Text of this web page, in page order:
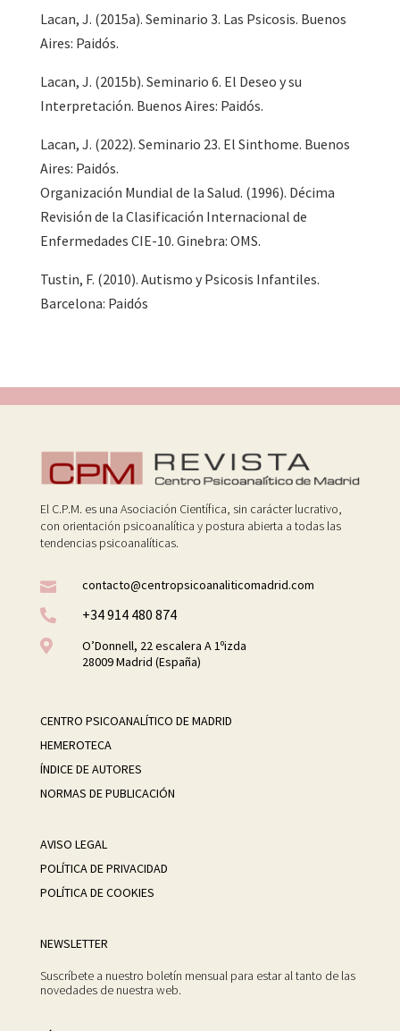
Lacan, J. (2015a). Seminario 3. Las Psicosis. Buenos
Aires: Paidós.
Lacan, J. (2015b). Seminario 6. El Deseo y su
Interpretación. Buenos Aires: Paidós.
Lacan, J. (2022). Seminario 23. El Sinthome. Buenos
Aires: Paidós.
Organización Mundial de la Salud. (1996). Décima
Revisión de la Clasificación Internacional de
Enfermedades CIE-10. Ginebra: OMS.
Tustin, F. (2010). Autismo y Psicosis Infantiles.
Barcelona: Paidós
El C.P.M. es una Asociación Científica, sin carácter lucrativo,
con orientación psicoanalítica y postura abierta a todas las
tendencias psicoanalíticas.

contacto@centropsicoanaliticomadrid.com

+34 914 480 874

O’Donnell, 22 escalera A 1ºizda
28009 Madrid (España)
CENTRO PSICOANALÍTICO DE MADRID
HEMEROTECA
ÍNDICE DE AUTORES
NORMAS DE PUBLICACIÓN
AVISO LEGAL
POLÍTICA DE PRIVACIDAD
POLÍTICA DE COOKIES
NEWSLETTER
Suscríbete a nuestro boletín mensual para estar al tanto de las
novedades de nuestra web.